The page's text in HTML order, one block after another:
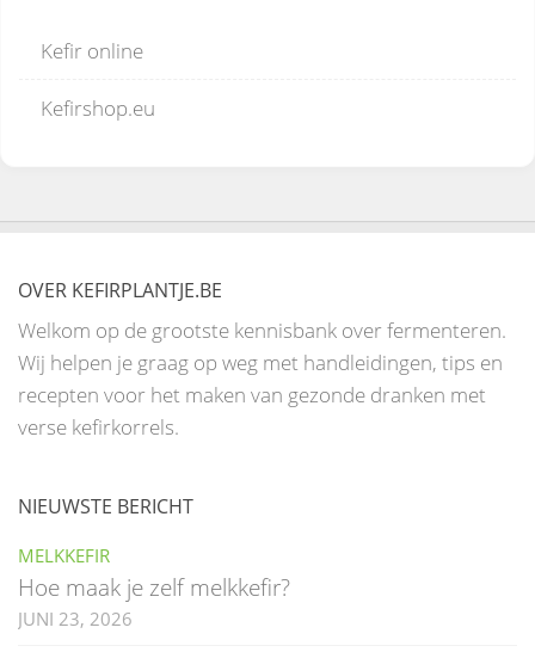
Kefir online
Kefirshop.eu
OVER KEFIRPLANTJE.BE
Welkom op de grootste kennisbank over fermenteren.
Wij helpen je graag op weg met handleidingen, tips en
recepten voor het maken van gezonde dranken met
verse kefirkorrels.
NIEUWSTE BERICHT
MELKKEFIR
Hoe maak je zelf melkkefir?
JUNI 23, 2026